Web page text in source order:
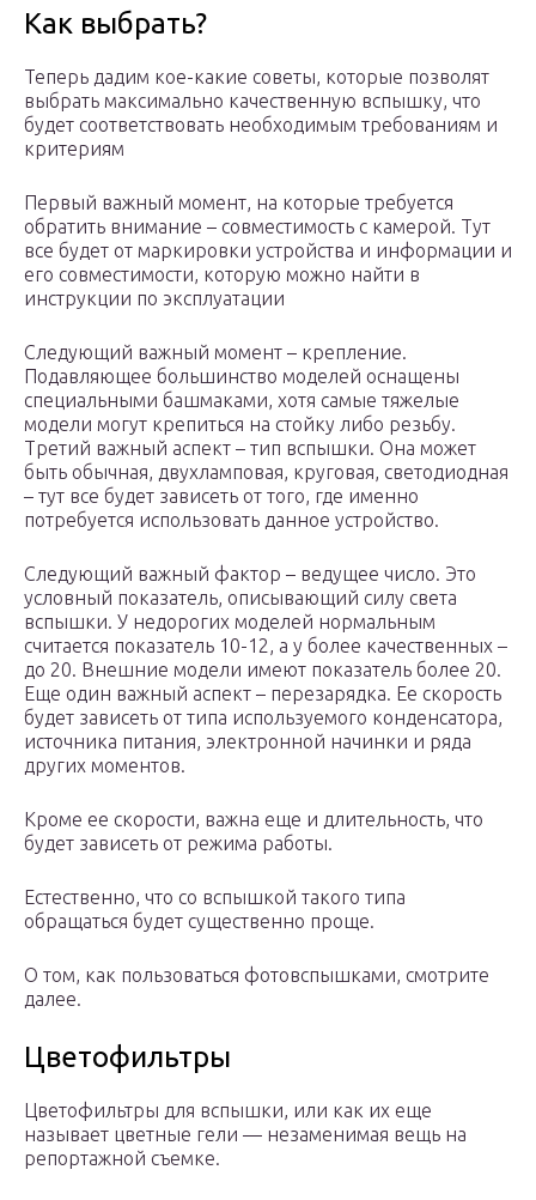
Как выбрать?
Теперь дадим кое-какие советы, которые позволят
выбрать максимально качественную вспышку, что
будет соответствовать необходимым требованиям и
критериям
Первый важный момент, на которые требуется
обратить внимание – совместимость с камерой. Тут
все будет от маркировки устройства и информации и
его совместимости, которую можно найти в
инструкции по эксплуатации
Следующий важный момент – крепление.
Подавляющее большинство моделей оснащены
специальными башмаками, хотя самые тяжелые
модели могут крепиться на стойку либо резьбу.
Третий важный аспект – тип вспышки. Она может
быть обычная, двухламповая, круговая, светодиодная
– тут все будет зависеть от того, где именно
потребуется использовать данное устройство.
Следующий важный фактор – ведущее число. Это
условный показатель, описывающий силу света
вспышки. У недорогих моделей нормальным
считается показатель 10-12, а у более качественных –
до 20. Внешние модели имеют показатель более 20.
Еще один важный аспект – перезарядка. Ее скорость
будет зависеть от типа используемого конденсатора,
источника питания, электронной начинки и ряда
других моментов.
Кроме ее скорости, важна еще и длительность, что
будет зависеть от режима работы.
Естественно, что со вспышкой такого типа
обращаться будет существенно проще.
О том, как пользоваться фотовспышками, смотрите
далее.
Цветофильтры
Цветофильтры для вспышки, или как их еще
называет цветные гели — незаменимая вещь на
репортажной съемке.